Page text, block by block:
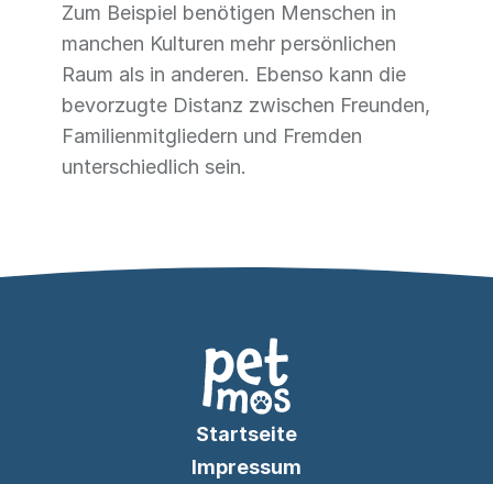
Zum Beispiel benötigen Menschen in
manchen Kulturen mehr persönlichen
Raum als in anderen. Ebenso kann die
bevorzugte Distanz zwischen Freunden,
Familienmitgliedern und Fremden
unterschiedlich sein.
Startseite
Impressum